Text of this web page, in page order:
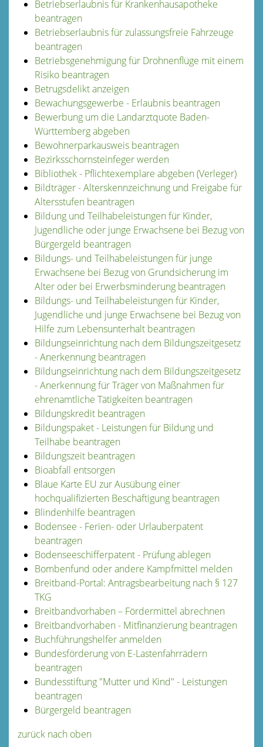
Betriebserlaubnis für Krankenhausapotheke
beantragen
Betriebserlaubnis für zulassungsfreie Fahrzeuge
beantragen
Betriebsgenehmigung für Drohnenflüge mit einem
Risiko beantragen
Betrugsdelikt anzeigen
Bewachungsgewerbe - Erlaubnis beantragen
Bewerbung um die Landarztquote Baden-
Württemberg abgeben
Bewohnerparkausweis beantragen
Bezirksschornsteinfeger werden
Bibliothek - Pflichtexemplare abgeben (Verleger)
Bildträger - Alterskennzeichnung und Freigabe für
Altersstufen beantragen
Bildung und Teilhabeleistungen für Kinder,
Jugendliche oder junge Erwachsene bei Bezug von
Bürgergeld beantragen
Bildungs- und Teilhabeleistungen für junge
Erwachsene bei Bezug von Grundsicherung im
Alter oder bei Erwerbsminderung beantragen
Bildungs- und Teilhabeleistungen für Kinder,
Jugendliche und junge Erwachsene bei Bezug von
Hilfe zum Lebensunterhalt beantragen
Bildungseinrichtung nach dem Bildungszeitgesetz
- Anerkennung beantragen
Bildungseinrichtung nach dem Bildungszeitgesetz
- Anerkennung für Träger von Maßnahmen für
ehrenamtliche Tätigkeiten beantragen
Bildungskredit beantragen
Bildungspaket - Leistungen für Bildung und
Teilhabe beantragen
Bildungszeit beantragen
Bioabfall entsorgen
Blaue Karte EU zur Ausübung einer
hochqualifizierten Beschäftigung beantragen
Blindenhilfe beantragen
Bodensee - Ferien- oder Urlauberpatent
beantragen
Bodenseeschifferpatent - Prüfung ablegen
Bombenfund oder andere Kampfmittel melden
Breitband-Portal: Antragsbearbeitung nach § 127
TKG
Breitbandvorhaben – Fördermittel abrechnen
Breitbandvorhaben - Mitfinanzierung beantragen
Buchführungshelfer anmelden
Bundesförderung von E-Lastenfahrrädern
beantragen
Bundesstiftung "Mutter und Kind" - Leistungen
beantragen
Bürgergeld beantragen
zurück nach oben